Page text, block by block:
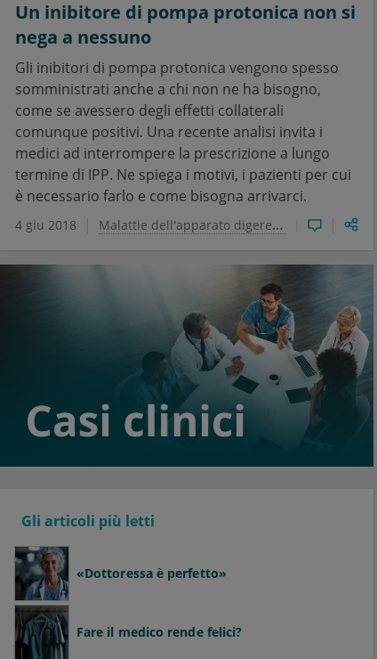
Un inibitore di pompa protonica non si
nega a nessuno
Gli inibitori di pompa protonica vengono spesso
somministrati anche a chi non ne ha bisogno,
come se avessero degli effetti collaterali
comunque positivi. Una recente analisi invita i
medici ad interrompere la prescrizione a lungo
termine di IPP. Ne spiega i motivi, i pazienti per cui
è necessario farlo e come bisogna arrivarci.
4 giu 2018 Malattie dell'apparato digerente
Gli articoli più letti
«Dottoressa è perfetto»
Fare il medico rende felici?